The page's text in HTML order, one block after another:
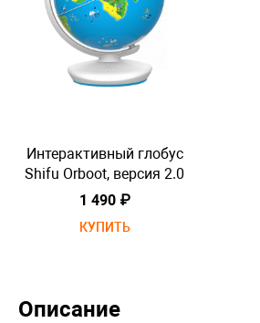
Интерактивный глобус
Shifu Orboot, версия 2.0
1 490 ₽
КУПИТЬ
Описание